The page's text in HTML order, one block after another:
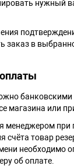
нужный
заказ в
банковскими
магазина или
менеджером при
счёта товар
необходимо
об оплате.